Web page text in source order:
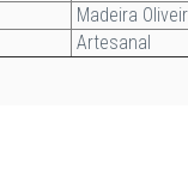
Madeira
Artesanal